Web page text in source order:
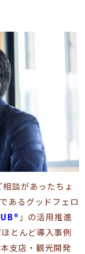
談があったちょ
あるグッドフェロ
」の活用推進
とんど導入事例
支店・観光開発